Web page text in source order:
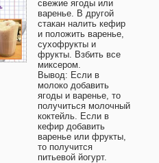
свежие ягоды или
варенье. В другой
стакан налить кефир
и положить варенье,
сухофрукты и
фрукты. Взбить все
миксером.
Вывод: Если в
молоко добавить
ягоды и варенье, то
получиться молочный
коктейль. Если в
кефир добавить
варенье или фрукты,
то получится
питьевой йогурт.